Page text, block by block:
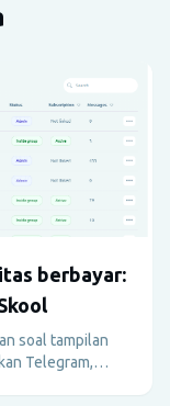
berbayar:
soal tampilan
Telegram,